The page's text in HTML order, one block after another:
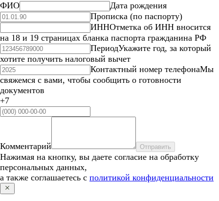
ФИО
Дата рождения
Прописка (по паспорту)
ИННОтметка об ИНН вносится
на 18 и 19 страницах бланка паспорта гражданина РФ
ПериодУкажите год, за который
хотите получить налоговый вычет
Контактный номер телефонаМы
свяжемся с вами, чтобы сообщить о готовности
документов
+7
Комментарий Отправить
Нажимая на кнопку, вы даете согласие на обработку
персональных данных,
а также соглашаетесь с политикой конфиденциальности